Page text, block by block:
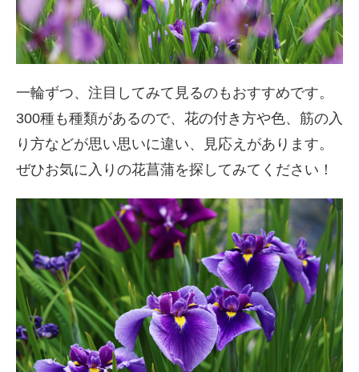
一輪ずつ、注目してみて見るのもおすすめです。
300種も種類があるので、花の付き方や色、筋の入
り方などが思い思いに違い、見応えがあります。
ぜひお気に入りの花菖蒲を探してみてください！